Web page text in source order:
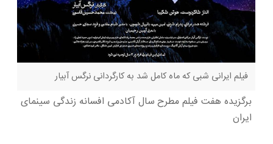
فیلم ایرانی شبی که ماه کامل شد به کارگردانی نرگس آبیار
برگزیده هفت فیلم مطرح سال آکادمی افسانه زندگی سینمای
ایران